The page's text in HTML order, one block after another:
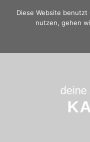
Inhalt
deine
Diese Website benutzt
nutzen, gehen